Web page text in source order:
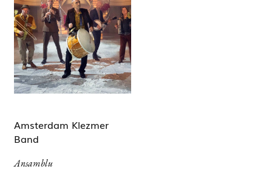
Amsterdam Klezmer
Band
Ansamblu